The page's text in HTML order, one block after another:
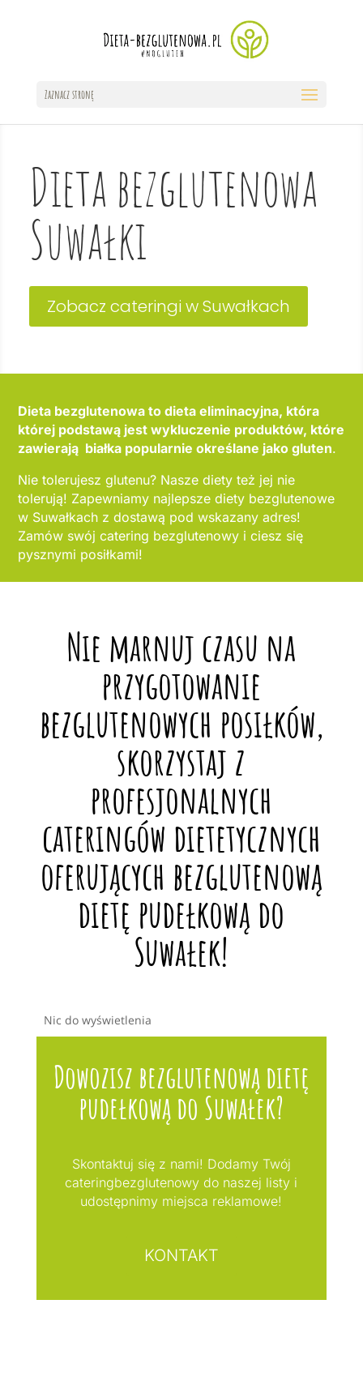
Zaznacz stronę
Dieta bezglutenowa
Suwałki
Zobacz cateringi w Suwałkach
Dieta bezglutenowa to dieta eliminacyjna, która
której podstawą jest wykluczenie produktów, które
zawierają białka popularnie określane jako gluten.
Nie tolerujesz glutenu? Nasze diety też jej nie
tolerują! Zapewniamy najlepsze diety bezglutenowe
w Suwałkach z dostawą pod wskazany adres!
Zamów swój catering bezglutenowy i ciesz się
pysznymi posiłkami!
Nie marnuj czasu na
przygotowanie
bezglutenowych posiłków,
skorzystaj z
profesjonalnych
cateringów dietetycznych
oferujących bezglutenową
dietę pudełkową do
Suwałek!
Nic do wyświetlenia
Dowozisz bezglutenową dietę
pudełkową do Suwałek?
Skontaktuj się z nami! Dodamy Twój
cateringbezglutenowy do naszej listy i
udostępnimy miejsca reklamowe!
KONTAKT